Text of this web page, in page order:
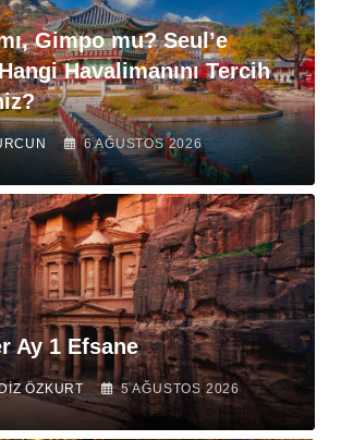
Gimpo mu? Seul’e
Havalimanını Tercih
6 AĞUSTOS 2026
Ay 1 Efsane
ÖZKURT 5 AĞUSTOS 2026